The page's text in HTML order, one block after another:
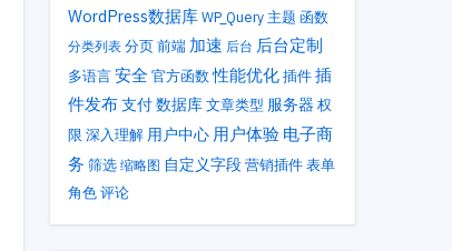
WordPress数据库 WP_Query 主题 函数
分类列表 分页 前端 加速 后台 后台定制
多语言 安全 官方函数性能优化 插件 插
件发布支付数据库 文章类型 服务器 权
限 深入理解 用户中心 用户体验 电子商
务 筛选 缩略图 自定义字段 营销插件 表单
角色 评论